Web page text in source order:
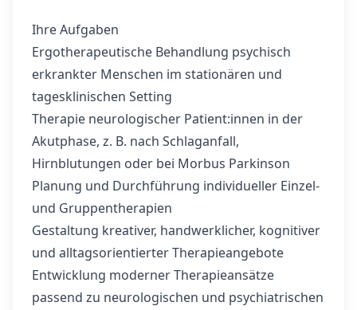
Ihre Aufgaben
Ergotherapeutische Behandlung psychisch
erkrankter Menschen im stationären und
tagesklinischen Setting
Therapie neurologischer Patient:innen in der
Akutphase, z. B. nach Schlaganfall,
Hirnblutungen oder bei Morbus Parkinson
Planung und Durchführung individueller Einzel-
und Gruppentherapien
Gestaltung kreativer, handwerklicher, kognitiver
und alltagsorientierter Therapieangebote
Entwicklung moderner Therapieansätze
passend zu neurologischen und psychiatrischen